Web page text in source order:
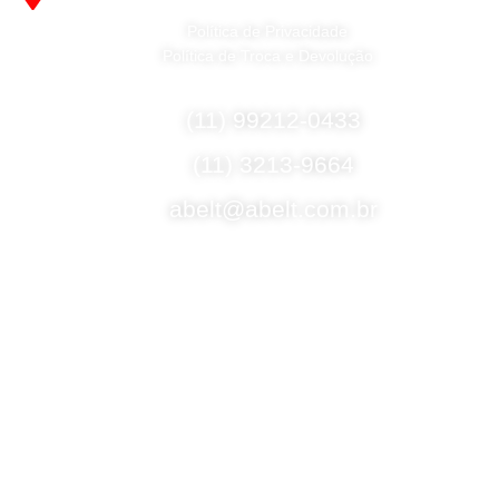
(11) 3213-9664
abelt@abelt.com.br